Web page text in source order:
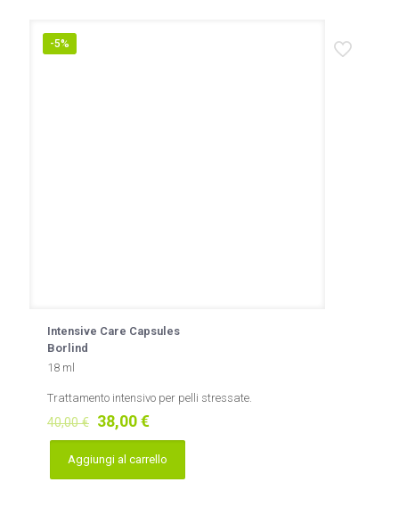
-5%
Intensive Care Capsules
Borlind
18 ml
Trattamento intensivo per pelli stressate.
40,00€ Il
prezzo
originale
era:
38,00€Il
prezzo
attuale
Aggiungi al carrello